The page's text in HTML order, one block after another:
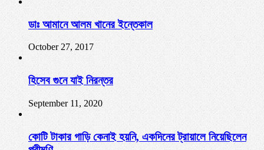
ডাঃ আমানে আলম খানের ইন্তেকাল
October 27, 2017
হিসেব গুনে যাই নিরন্তর
September 11, 2020
কোটি টাকার গাড়ি কেনাই হয়নি, একদিনের ট্রায়ালে নিয়েছিলেন